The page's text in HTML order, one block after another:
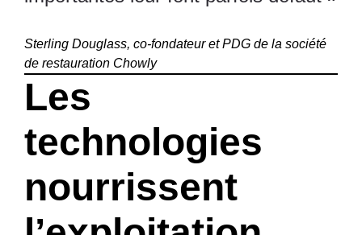
Sterling Douglass, co-fondateur et PDG de la société
de restauration Chowly
Les
technologies
nourrissent